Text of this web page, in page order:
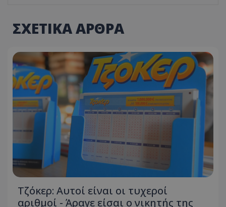
ΣΧΕΤΙΚΑ ΑΡΘΡΑ
Τζόκερ: Αυτοί είναι οι τυχεροί
αριθμοί - Άραγε είσαι ο νικητής της